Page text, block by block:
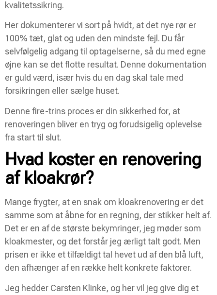
kvalitetssikring.
Her dokumenterer vi sort på hvidt, at det nye rør er
100% tæt, glat og uden den mindste fejl. Du får
selvfølgelig adgang til optagelserne, så du med egne
øjne kan se det flotte resultat. Denne dokumentation
er guld værd, især hvis du en dag skal tale med
forsikringen eller sælge huset.
Denne fire-trins proces er din sikkerhed for, at
renoveringen bliver en tryg og forudsigelig oplevelse
fra start til slut.
Hvad koster en renovering
af kloakrør?
Mange frygter, at en snak om kloakrenovering er det
samme som at åbne for en regning, der stikker helt af.
Det er en af de største bekymringer, jeg møder som
kloakmester, og det forstår jeg ærligt talt godt. Men
prisen er ikke et tilfældigt tal hevet ud af den blå luft,
den afhænger af en række helt konkrete faktorer.
Jeg hedder Carsten Klinke, og her vil jeg give dig et